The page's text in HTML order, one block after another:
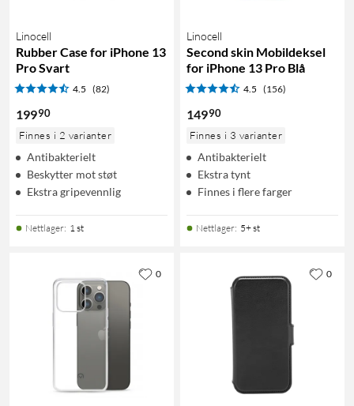
Linocell
Rubber Case for iPhone 13
Pro Svart
4.5 (82)
19990
Finnes i 2 varianter
Antibakterielt
Beskytter mot støt
Ekstra gripevennlig
Nettlager: 1 st
Linocell
Second skin Mobildeksel
for iPhone 13 Pro Blå
4.5 (156)
14990
Finnes i 3 varianter
Antibakterielt
Ekstra tynt
Finnes i flere farger
Nettlager: 5+ st
0 0